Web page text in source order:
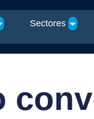
Sectores